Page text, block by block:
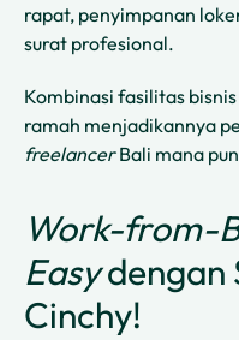
rapat, penyimpanan
surat profesional.
Kombinasi fasilitas
ramah menjadikannya
freelancerBali mana
Work-from-
Easydengan
Cinchy!